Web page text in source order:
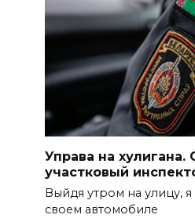
Управа на хулигана.
участковый
Выйдя утром на улицу,
своем автомобиле